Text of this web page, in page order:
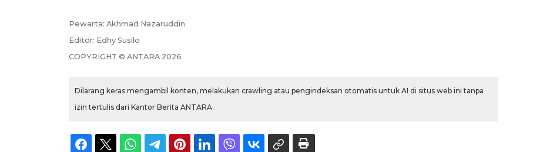
Pewarta: Akhmad Nazaruddin
Editor: Edhy Susilo
COPYRIGHT © ANTARA 2026
Dilarang keras mengambil konten, melakukan crawling atau pengindeksan otomatis untuk AI di situs web ini tanpa
izin tertulis dari Kantor Berita ANTARA.